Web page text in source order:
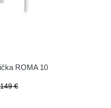
ROMA 10
149 €